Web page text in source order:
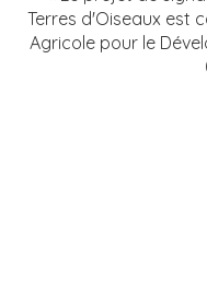
Terres d'Oiseaux est
Agricole pour le